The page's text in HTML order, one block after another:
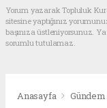
Yorum yazarak Topluluk
sitesine yaptığınız
başınıza üstleniyorsunuz.
sorumlu tutulamaz.
Anasayfa Gündem